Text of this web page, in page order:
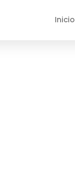
Inicio